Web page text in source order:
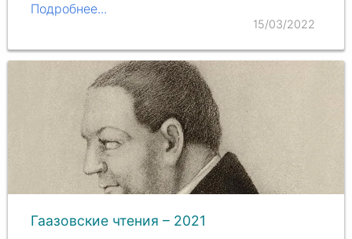
Подробнее...
15/03/2022
Гаазовские чтения – 2021